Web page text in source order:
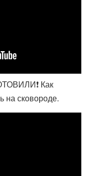
Как
на сковороде.